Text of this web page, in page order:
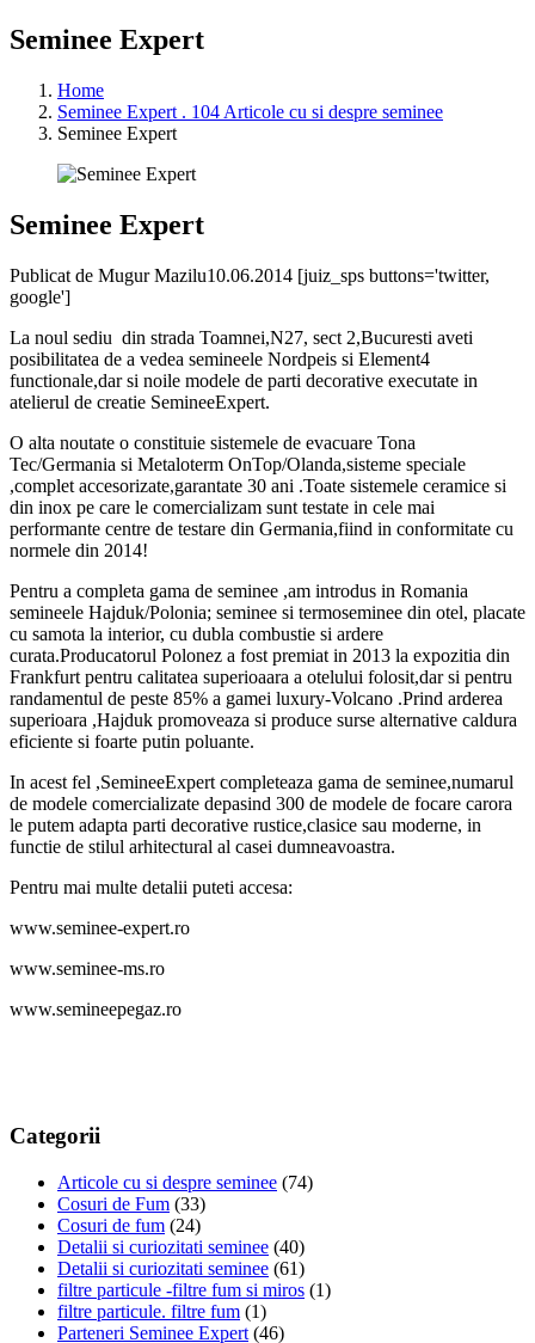
Seminee Expert
Home
Seminee Expert . 104 Articole cu si despre seminee
Seminee Expert
Seminee Expert
Publicat de Mugur Mazilu10.06.2014 [juiz_sps buttons='twitter,
google']
La noul sediu din strada Toamnei,N27, sect 2,Bucuresti aveti
posibilitatea de a vedea semineele Nordpeis si Element4
functionale,dar si noile modele de parti decorative executate in
atelierul de creatie SemineeExpert.
O alta noutate o constituie sistemele de evacuare Tona
Tec/Germania si Metaloterm OnTop/Olanda,sisteme speciale
,complet accesorizate,garantate 30 ani .Toate sistemele ceramice si
din inox pe care le comercializam sunt testate in cele mai
performante centre de testare din Germania,fiind in conformitate cu
normele din 2014!
Pentru a completa gama de seminee ,am introdus in Romania
semineele Hajduk/Polonia; seminee si termoseminee din otel, placate
cu samota la interior, cu dubla combustie si ardere
curata.Producatorul Polonez a fost premiat in 2013 la expozitia din
Frankfurt pentru calitatea superioaara a otelului folosit,dar si pentru
randamentul de peste 85% a gamei luxury-Volcano .Prind arderea
superioara ,Hajduk promoveaza si produce surse alternative caldura
eficiente si foarte putin poluante.
In acest fel ,SemineeExpert completeaza gama de seminee,numarul
de modele comercializate depasind 300 de modele de focare carora
le putem adapta parti decorative rustice,clasice sau moderne, in
functie de stilul arhitectural al casei dumneavoastra.
Pentru mai multe detalii puteti accesa:
www.seminee-expert.ro
www.seminee-ms.ro
www.semineepegaz.ro
Categorii
Articole cu si despre seminee (74)
Cosuri de Fum (33)
Cosuri de fum (24)
Detalii si curiozitati seminee (40)
Detalii si curiozitati seminee (61)
filtre particule -filtre fum si miros (1)
filtre particule. filtre fum (1)
Parteneri Seminee Expert (46)